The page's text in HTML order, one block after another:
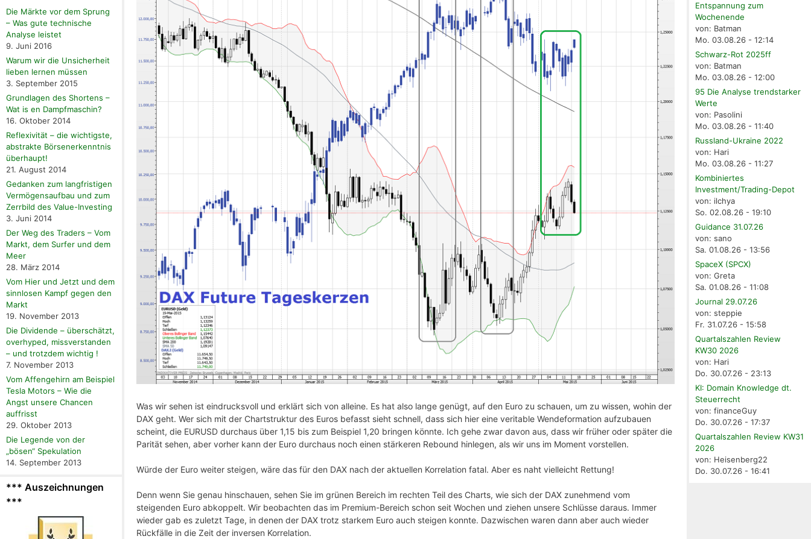
Was wir sehen ist eindrucksvoll und erklärt sich von alleine. Es hat also lange genügt, auf den Euro zu schauen, um zu wissen, wohin der
DAX geht. Wer sich mit der Chartstruktur des Euros befasst sieht schnell, dass sich hier eine veritable Wendeformation aufzubauen
scheint, die EURUSD durchaus über 1,15 bis zum Beispiel 1,20 bringen könnte. Ich gehe zwar davon aus, dass wir früher oder später die
Parität sehen, aber vorher kann der Euro durchaus noch einen stärkeren Rebound hinlegen, als wir uns im Moment vorstellen.
Würde der Euro weiter steigen, wäre das für den DAX nach der aktuellen Korrelation fatal. Aber es naht vielleicht Rettung!
Denn wenn Sie genau hinschauen, sehen Sie im grünen Bereich im rechten Teil des Charts, wie sich der DAX zunehmend vom
steigenden Euro abkoppelt. Wir beobachten das im Premium-Bereich schon seit Wochen und ziehen unsere Schlüsse daraus. Immer
wieder gab es zuletzt Tage, in denen der DAX trotz starkem Euro auch steigen konnte. Dazwischen waren dann aber auch wieder
Rückfälle in die Zeit der inversen Korrelation.
Die Märkte vor dem Sprung
– Was gute technische
Analyse leistet
9. Juni 2016
Warum wir die Unsicherheit
lieben lernen müssen
3. September 2015
Grundlagen des Shortens –
Wat is en Dampfmaschin?
16. Oktober 2014
Reflexivität – die wichtigste,
abstrakte Börsenerkenntnis
überhaupt!
21. August 2014
Gedanken zum langfristigen
Vermögensaufbau und zum
Zerrbild des Value-Investing
3. Juni 2014
Der Weg des Traders – Vom
Markt, dem Surfer und dem
Meer
28. März 2014
Vom Hier und Jetzt und dem
sinnlosen Kampf gegen den
Markt
19. November 2013
Die Dividende – überschätzt,
overhyped, missverstanden
– und trotzdem wichtig !
7. November 2013
Vom Affengehirn am Beispiel
Tesla Motors – Wie die
Angst unsere Chancen
auffrisst
29. Oktober 2013
Die Legende von der
„bösen“ Spekulation
14. September 2013
*** Auszeichnungen
***
Entspannung zum
Wochenende
von: Batman
Mo. 03.08.26 - 12:14
Schwarz-Rot 2025ff
von: Batman
Mo. 03.08.26 - 12:00
95 Die Analyse trendstarker
Werte
von: Pasolini
Mo. 03.08.26 - 11:40
Russland-Ukraine 2022
von: Hari
Mo. 03.08.26 - 11:27
Kombiniertes
Investment/Trading-Depot
von: ilchya
So. 02.08.26 - 19:10
Guidance 31.07.26
von: sano
Sa. 01.08.26 - 13:56
SpaceX (SPCX)
von: Greta
Sa. 01.08.26 - 11:08
Journal 29.07.26
von: steppie
Fr. 31.07.26 - 15:58
Quartalszahlen Review
KW30 2026
von: Hari
Do. 30.07.26 - 23:13
KI: Domain Knowledge dt.
Steuerrecht
von: financeGuy
Do. 30.07.26 - 17:37
Quartalszahlen Review KW31
2026
von: Heisenberg22
Do. 30.07.26 - 16:41